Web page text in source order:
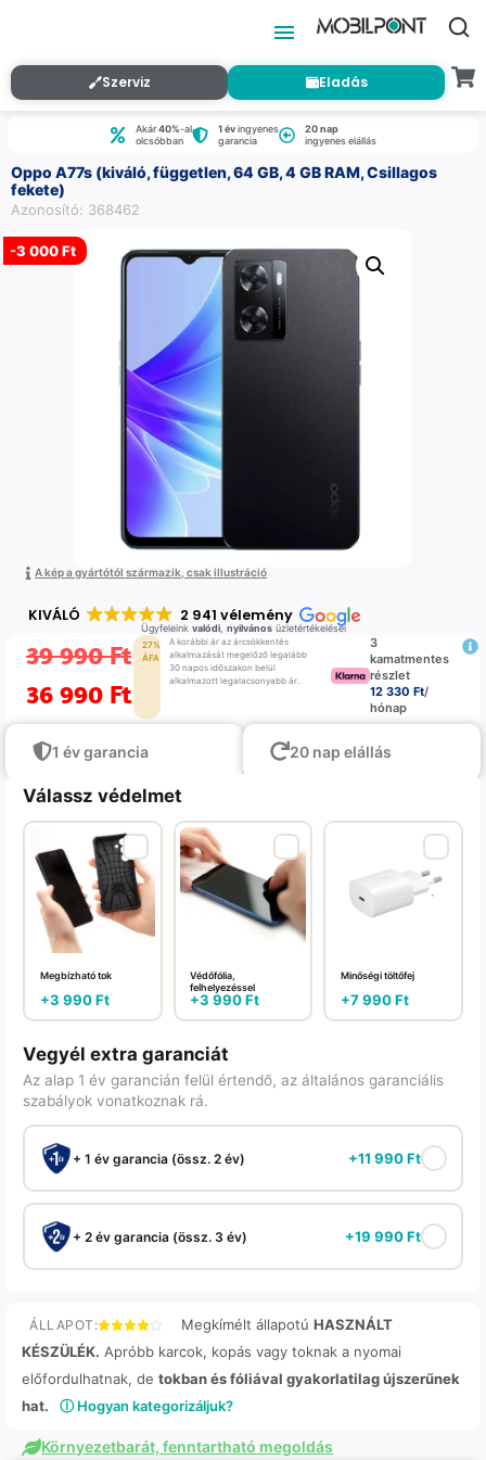
Szerviz Eladás
Akár40%-al
olcsóbban
1 évingyenes
garancia
20 nap
ingyenes elállás
Oppo A77s (kiváló, független, 64 GB, 4 GB RAM, Csillagos
fekete)
Azonosító: 368462
-3 000 Ft
A kép a gyártótól származik, csak illustráció
KIVÁLÓ 2 941 vélemény
Ügyfeleink valódi, nyilvánosüzletértékelései
39 990Ft
36 990 Ft
27%
ÁFA
A korábbi ár az árcsökkentés
alkalmazását megelőző legalább
30 napos időszakon belül
alkalmazott legalacsonyabb ár.
3
kamatmentes
részlet
12 330 Ft/
hónap
1 év garancia 20 nap elállás
Válassz védelmet
Megbízható tok
+3 990Ft
Védőfólia,
felhelyezéssel
+3 990Ft
Minőségi töltőfej
+7 990Ft
Vegyél extra garanciát
Az alap 1 év garancián felül értendő, az általános garanciális
szabályok vonatkoznak rá.
+ 1 év garancia (össz. 2 év) +11 990Ft
+ 2 év garancia (össz. 3 év) +19 990Ft
ÁLLAPOT: Megkímélt állapotú HASZNÁLT
KÉSZÜLÉK. Apróbb karcok, kopás vagy toknak a nyomai
előfordulhatnak, de tokban és fóliával gyakorlatilag újszerűnek
hat.
ⓘ Hogyan kategorizáljuk?
Környezetbarát, fenntartható megoldás